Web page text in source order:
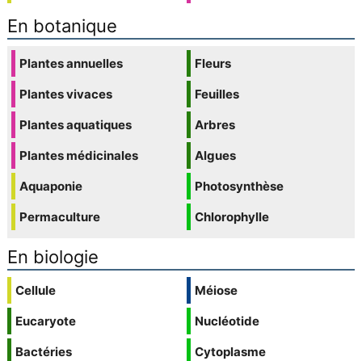
En botanique
Plantes annuelles
Plantes vivaces
Plantes aquatiques
Plantes médicinales
Aquaponie
Permaculture
Fleurs
Feuilles
Arbres
Algues
Photosynthèse
Chlorophylle
En biologie
Cellule
Eucaryote
Bactéries
Méiose
Nucléotide
Cytoplasme